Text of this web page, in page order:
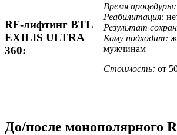
RF-лифтинг BTL
EXILIS ULTRA
360:
Время процедуры:
Реабилитация:
Результат
Кому подходит:
мужчинам
Стоимость: от
До/после монополярного